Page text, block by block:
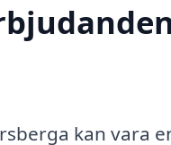
kan vara